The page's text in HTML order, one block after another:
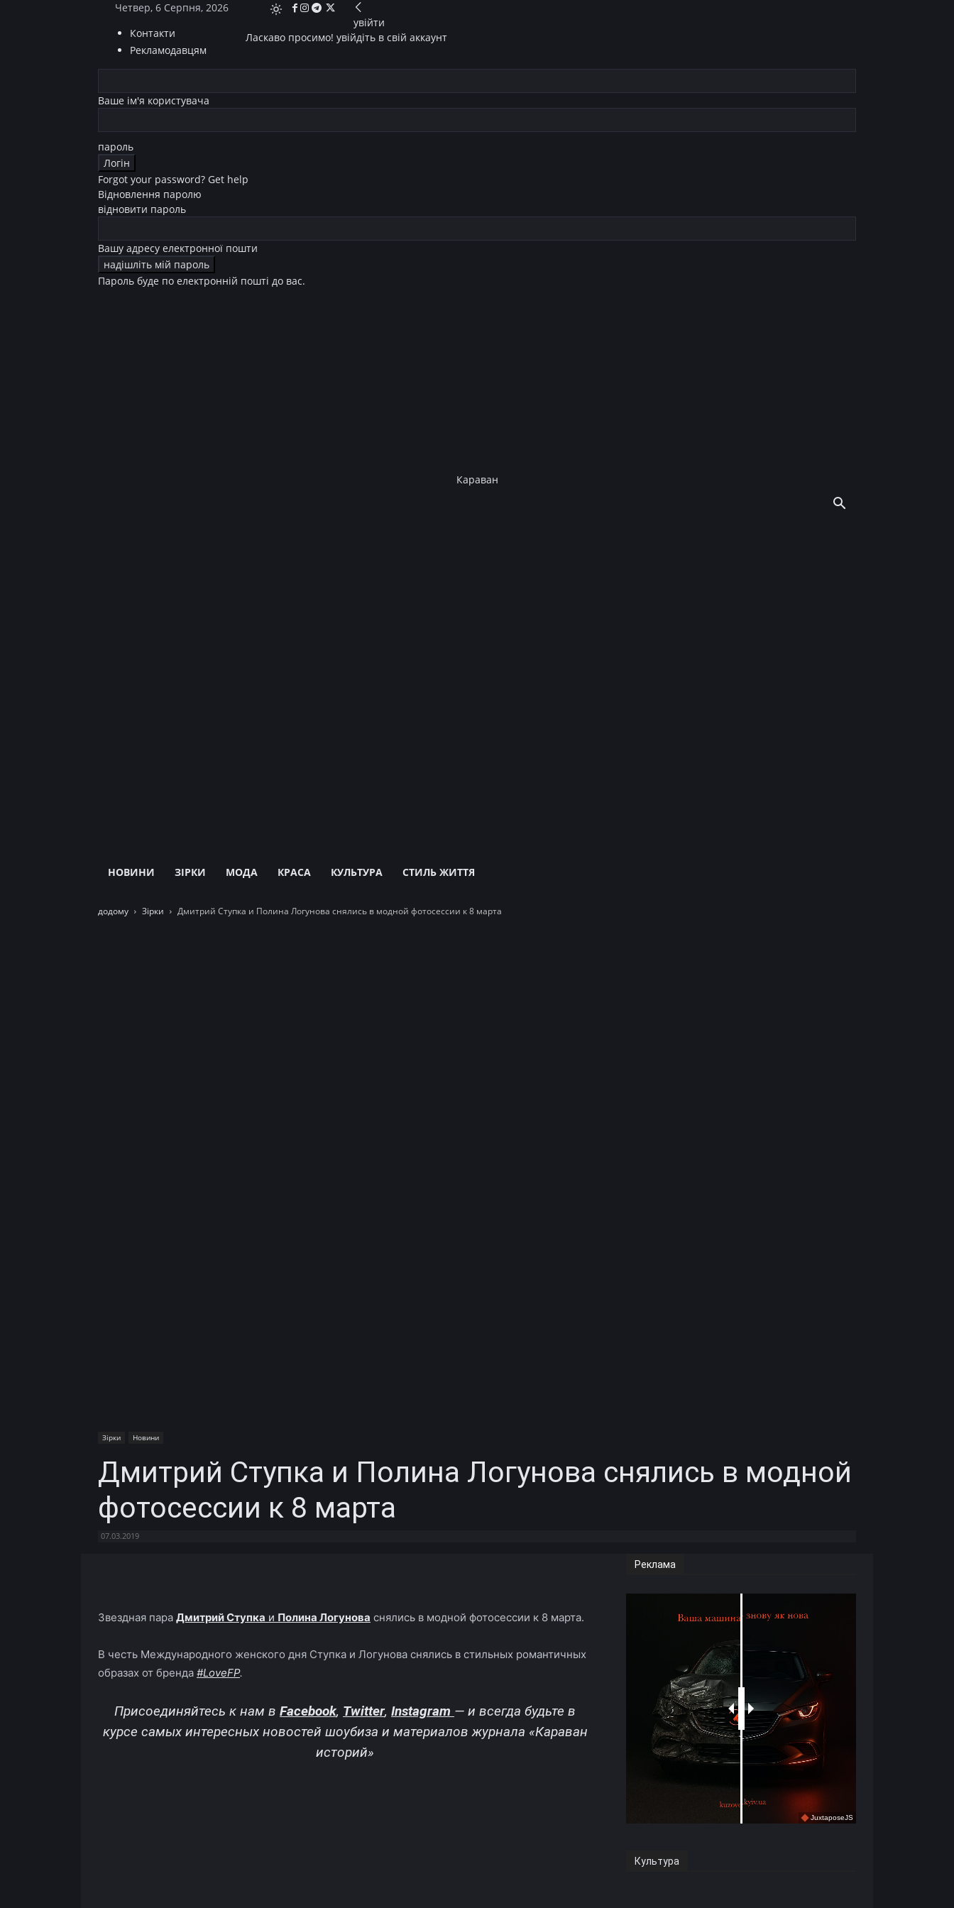
Четвер, 6 Серпня, 2026
Контакти
Рекламодавцям
увійти
Ласкаво просимо! увійдіть в свій аккаунт
Ваше ім'я користувача
пароль
Forgot your password? Get help
Відновлення паролю
відновити пароль
Вашу адресу електронної пошти
Пароль буде по електронній пошті до вас.
Караван
НОВИНИ ЗІРКИ МОДА КРАСА КУЛЬТУРА СТИЛЬ ЖИТТЯ
додому Зірки Дмитрий Ступка и Полина Логунова снялись в модной фотосессии к 8 марта
Зірки Новини
Дмитрий Ступка и Полина Логунова снялись в модной
фотосессии к 8 марта
07.03.2019
Звездная пара Дмитрий Ступка и Полина Логунова снялись в модной фотосессии к 8 марта.
В честь Международного женского дня Ступка и Логунова снялись в стильных романтичных
образах от бренда #LoveFP.
Присоединяйтесь к нам в Facebook, Twitter, Instagram — и всегда будьте в
курсе самых интересных новостей шоубиза и материалов журнала «Караван
историй»
Реклама
JuxtaposeJS
Культура